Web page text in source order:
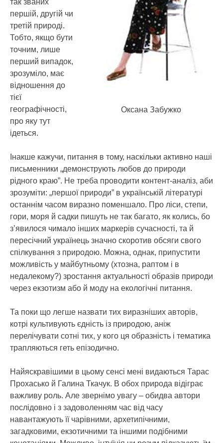
Оксана Забужко
так званих
першій, другій чи
третій природі.
Тобто, якщо бути
точним, лише
перший випадок,
зрозуміло, має
відношення до
тієї
географічності,
про яку тут
ідеться.
Інакше кажучи, питання в тому, наскільки активно наші
письменники „демонструють любов до природи
рідного краю”. Не треба проводити контент-аналіз, аби
зрозуміти: „першої природи” в українській літературі
останнім часом виразно поменшало. Про ліси, степи,
гори, моря й садки пишуть не так багато, як колись, бо
з’явилося чимало інших маркерів сучасності, та й
пересічний українець значно скоротив обсяги свого
спілкування з природою. Можна, однак, припустити
можливість у майбутньому (хтозна, раптом і в
недалекому?) зростання актуальності образів природи
через екзотизм або й моду на екологічні питання.
Та поки що легше назвати тих виразніших авторів,
котрі культивують єдність із природою, аніж
перелічувати сотні тих, у кого ця образність і тематика
трапляються геть епізодично.
Найяскравішими в цьому сенсі мені видаються Тарас
Прохасько й Галина Ткачук. В обох природа відіграє
важливу роль. Але звернімо увагу – обидва автори
послідовно і з задоволенням час від часу
навантажують її чарівними, архетипічними,
загадковими, екзотичними та іншими подібними